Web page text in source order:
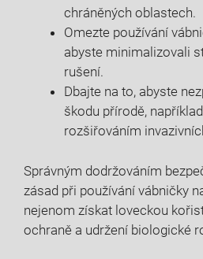
chráněných oblastech.
Omezte používání
abyste minimalizovali
rušení.
Dbajte na to, abyste
škodu přírodě,
rozšiřováním
Správným dodržováním
zásad při používání vábničky
nejenom získat loveckou
ochraně a udržení biologické